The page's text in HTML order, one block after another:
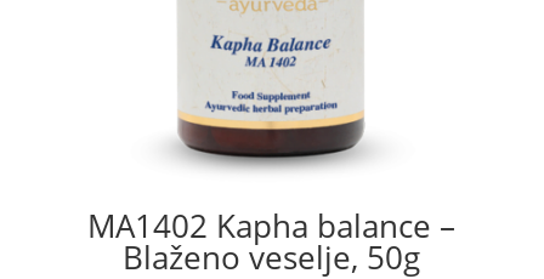
MA1402 Kapha balance –
Blaženo veselje, 50g